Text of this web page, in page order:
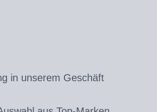
in unserem Geschäft